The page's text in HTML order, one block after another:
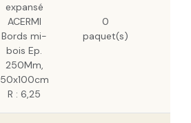
expansé
ACERMI
Bords mi-
bois Ep.
250Mm,
50x100cm
R : 6,25
0
paquet(s)